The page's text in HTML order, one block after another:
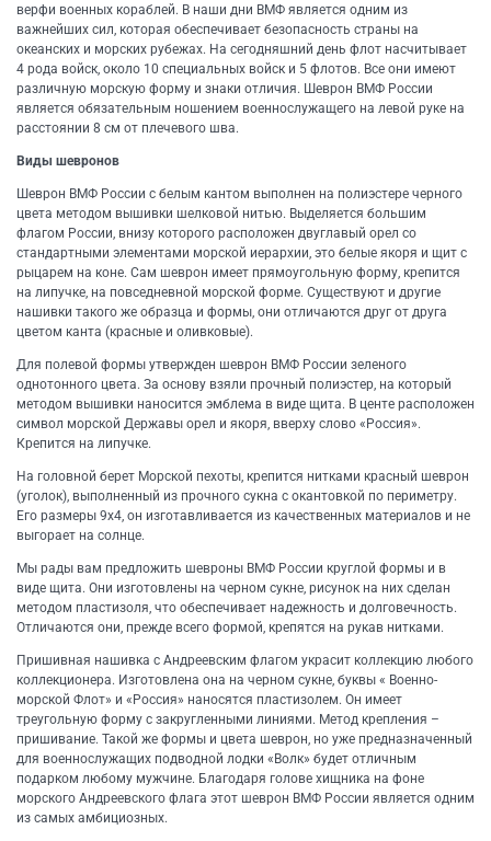
верфи военных кораблей. В наши дни ВМФ является одним из
важнейших сил, которая обеспечивает безопасность страны на
океанских и морских рубежах. На сегодняшний день флот насчитывает
4 рода войск, около 10 специальных войск и 5 флотов. Все они имеют
различную морскую форму и знаки отличия. Шеврон ВМФ России
является обязательным ношением военнослужащего на левой руке на
расстоянии 8 см от плечевого шва.
Виды шевронов
Шеврон ВМФ России с белым кантом выполнен на полиэстере черного
цвета методом вышивки шелковой нитью. Выделяется большим
флагом России, внизу которого расположен двуглавый орел со
стандартными элементами морской иерархии, это белые якоря и щит с
рыцарем на коне. Сам шеврон имеет прямоугольную форму, крепится
на липучке, на повседневной морской форме. Существуют и другие
нашивки такого же образца и формы, они отличаются друг от друга
цветом канта (красные и оливковые).
Для полевой формы утвержден шеврон ВМФ России зеленого
однотонного цвета. За основу взяли прочный полиэстер, на который
методом вышивки наносится эмблема в виде щита. В центе расположен
символ морской Державы орел и якоря, вверху слово «Россия».
Крепится на липучке.
На головной берет Морской пехоты, крепится нитками красный шеврон
(уголок), выполненный из прочного сукна с окантовкой по периметру.
Его размеры 9х4, он изготавливается из качественных материалов и не
выгорает на солнце.
Мы рады вам предложить шевроны ВМФ России круглой формы и в
виде щита. Они изготовлены на черном сукне, рисунок на них сделан
методом пластизоля, что обеспечивает надежность и долговечность.
Отличаются они, прежде всего формой, крепятся на рукав нитками.
Пришивная нашивка с Андреевским флагом украсит коллекцию любого
коллекционера. Изготовлена она на черном сукне, буквы « Военно-
морской Флот» и «Россия» наносятся пластизолем. Он имеет
треугольную форму с закругленными линиями. Метод крепления –
пришивание. Такой же формы и цвета шеврон, но уже предназначенный
для военнослужащих подводной лодки «Волк» будет отличным
подарком любому мужчине. Благодаря голове хищника на фоне
морского Андреевского флага этот шеврон ВМФ России является одним
из самых амбициозных.